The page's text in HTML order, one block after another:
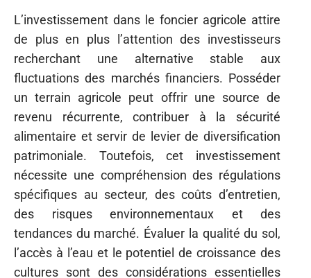
L’investissement dans le foncier agricole attire
de plus en plus l’attention des investisseurs
recherchant une alternative stable aux
fluctuations des marchés financiers. Posséder
un terrain agricole peut offrir une source de
revenu récurrente, contribuer à la sécurité
alimentaire et servir de levier de diversification
patrimoniale. Toutefois, cet investissement
nécessite une compréhension des régulations
spécifiques au secteur, des coûts d’entretien,
des risques environnementaux et des
tendances du marché. Évaluer la qualité du sol,
l’accès à l’eau et le potentiel de croissance des
cultures sont des considérations essentielles